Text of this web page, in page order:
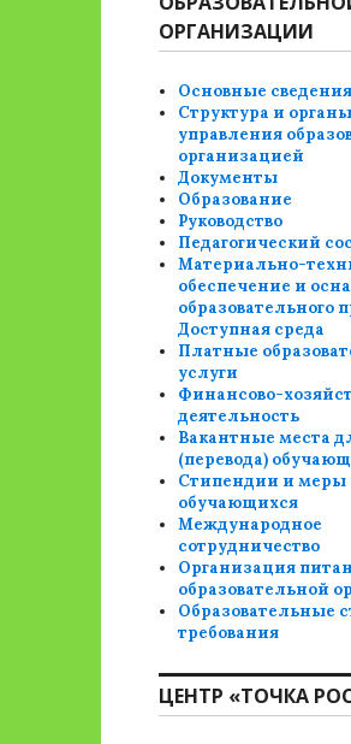
ОРГАНИЗАЦИИ
Основные сведения
Структура и органы
управления
организацией
Документы
Образование
Руководство
Педагогический
Материально-
обеспечение и
образовательного
Доступная среда
Платные
услуги
Финансово-
деятельность
Вакантные места
(перевода)
Стипендии и меры
обучающихся
Международное
сотрудничество
Организация
образовательной
Образовательные
требования
ЦЕНТР «ТОЧКА